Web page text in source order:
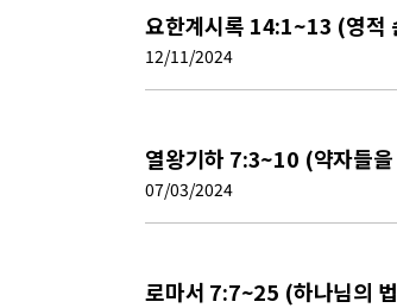
요한계시록 14:1~13 (영적
12/11/2024
열왕기하 7:3~10 (약자들
07/03/2024
로마서 7:7~25 (하나님의